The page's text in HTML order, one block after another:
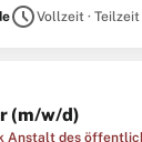
sowohl
scheduleVollzeit · Teilzeit
(m/w/d)
Anstalt des